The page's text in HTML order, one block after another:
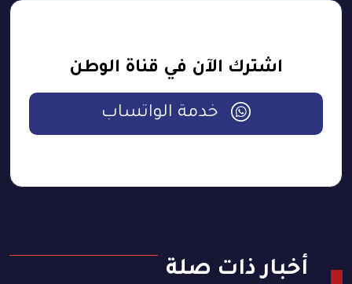
اشترك الآن في قناة الوطن
خدمة الواتساب
أخبار ذات صلة